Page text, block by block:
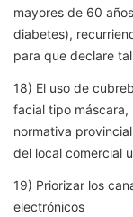
mayores de 60
diabetes),
para que declare
18) El uso de
facial tipo máscara,
normativa
del local comercial
19) Priorizar los
electrónicos